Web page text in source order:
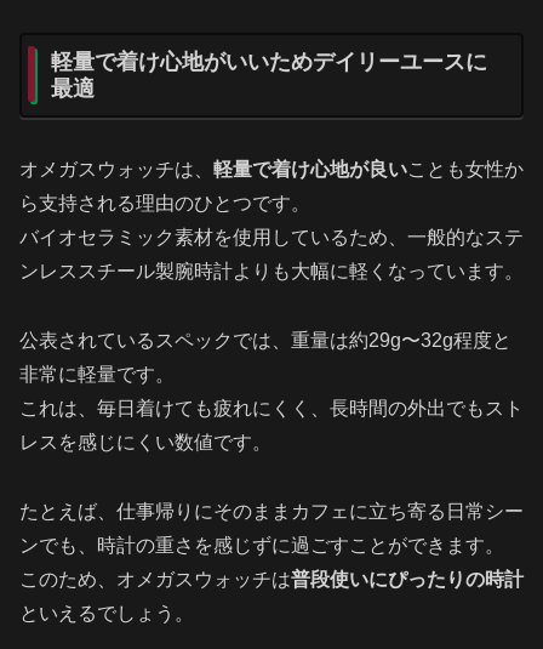
軽量で着け心地がいいためデイリーユースに
最適
オメガスウォッチは、 軽量で着け心地が良いことも女性か
ら支持される理由のひとつです。
バイオセラミック素材を使用しているため、一般的なステ
ンレススチール製腕時計よりも大幅に軽くなっています。
公表されているスペックでは、重量は約29g〜32g程度と
非常に軽量です。
これは、毎日着けても疲れにくく、長時間の外出でもスト
レスを感じにくい数値です。
たとえば、仕事帰りにそのままカフェに立ち寄る日常シー
ンでも、時計の重さを感じずに過ごすことができます。
このため、オメガスウォッチは普段使いにぴったりの時計
といえるでしょう。